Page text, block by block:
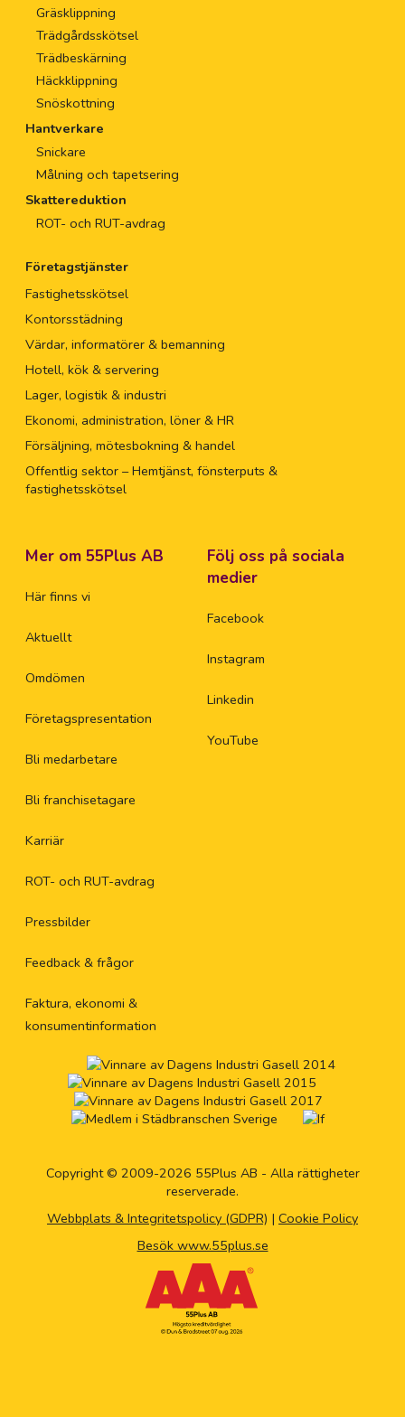
Gräsklippning
Trädgårdsskötsel
Trädbeskärning
Häckklippning
Snöskottning
Hantverkare
Snickare
Målning och tapetsering
Skattereduktion
ROT- och RUT-avdrag
Företagstjänster
Fastighetsskötsel
Kontorsstädning
Värdar, informatörer & bemanning
Hotell, kök & servering
Lager, logistik & industri
Ekonomi, administration, löner & HR
Försäljning, mötesbokning & handel
Offentlig sektor – Hemtjänst, fönsterputs &
fastighetsskötsel
Mer om 55Plus AB
Här finns vi
Aktuellt
Omdömen
Företagspresentation
Bli medarbetare
Bli franchisetagare
Karriär
ROT- och RUT-avdrag
Pressbilder
Feedback & frågor
Faktura, ekonomi &
konsumentinformation
Följ oss på sociala
medier
Facebook
Instagram
Linkedin
YouTube
Copyright © 2009-2026 55Plus AB - Alla rättigheter
reserverade.
Webbplats & Integritetspolicy (GDPR) | Cookie Policy
Besök www.55plus.se